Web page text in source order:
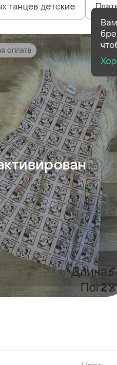
танцев детские
оплата